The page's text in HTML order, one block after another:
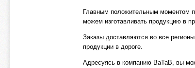
Главным положительным моментом
можем изготавливать продукцию в
Заказы доставляются во все
продукции в дороге.
Адресуясь в компанию BaTaB, вы